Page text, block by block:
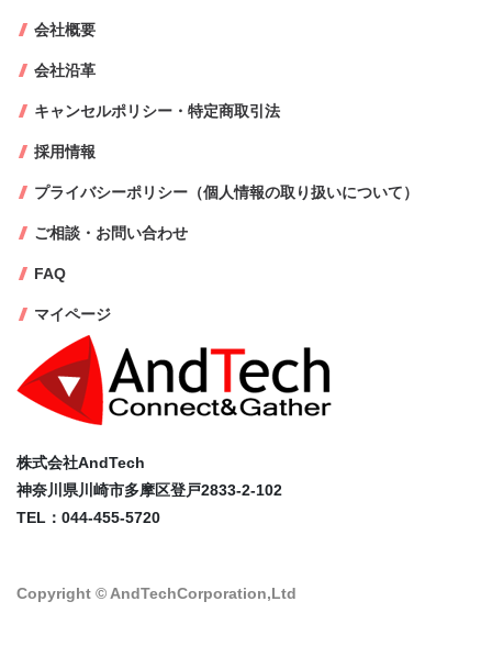
株式会社AndTech
神奈川県川崎市多摩区登戸2833-2-102
TEL：044-455-5720
Copyright © AndTechCorporation,Ltd
会社概要
会社沿革
キャンセルポリシー・特定商取引法
採用情報
プライバシーポリシー（個人情報の取り扱いについて）
ご相談・お問い合わせ
FAQ
マイページ